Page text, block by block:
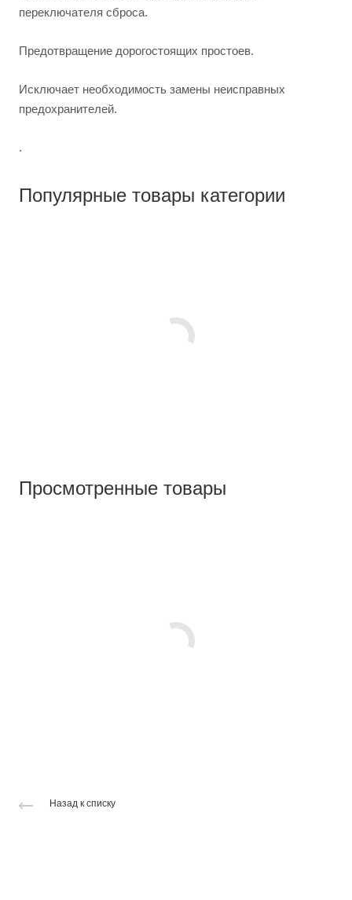
переключателя сброса.
Предотвращение дорогостоящих простоев.
Исключает необходимость замены неисправных
предохранителей.
.
Популярные товары категории
Просмотренные товары
Назад к списку